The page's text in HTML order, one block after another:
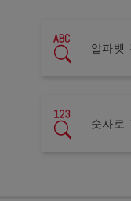
알파벳
숫자로